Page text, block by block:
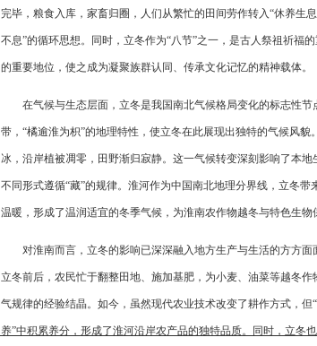
完毕，粮食入库，家畜归圈，人们从繁忙的田间劳作转入“休养生
不息”的循环思想。同时，立冬作为“八节”之一，是古人祭祖祈福
的重要地位，使之成为凝聚族群认同、传承文化记忆的精神载体。
在气候与生态层面，立冬是我国南北气候格局变化的标志性
带，“橘逾淮为枳”的地理特性，使立冬在此展现出独特的气候风
冰，沿岸植被凋零，田野渐归寂静。这一气候转变深刻影响了本
不同形式遵循“藏”的规律。淮河作为中国南北地理分界线，立冬
温暖，形成了温润适宜的冬季气候，为淮南农作物越冬与特色生物
对淮南而言，立冬的影响已深深融入地方生产与生活的方方
立冬前后，农民忙于翻整田地、施加基肥，为小麦、油菜等越冬
气规律的经验结晶。如今，虽然现代农业技术改变了耕作方式，
养”中积累养分，形成了淮河沿岸农产品的独特品质。同时，立冬